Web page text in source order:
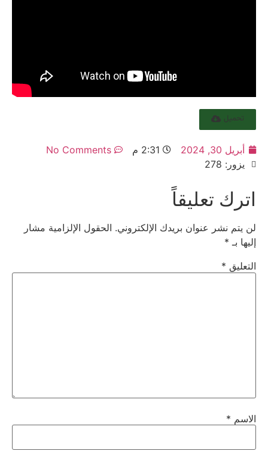
تحميل
أبريل 30, 2024 2:31 م
No Comments
يزور: 278
اترك تعليقاً
لن يتم نشر عنوان بريدك الإلكتروني. الحقول الإلزامية مشار
إليها بـ *
التعليق *
الاسم *